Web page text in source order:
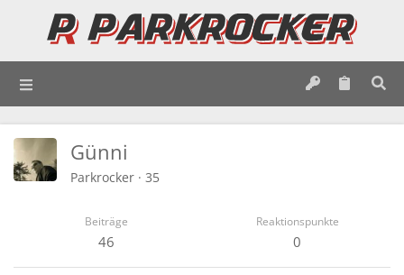
Günni
Parkrocker · 35
Beiträge
46
Reaktionspunkte
0